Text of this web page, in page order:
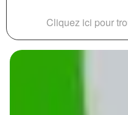
Cliquez ici pour